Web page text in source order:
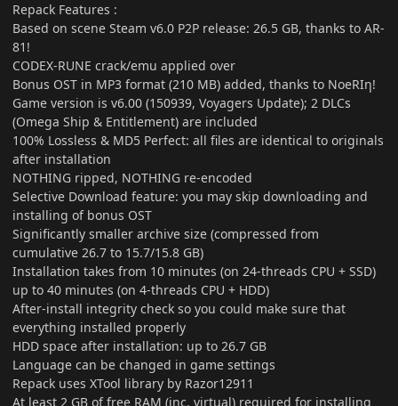
Repack Features :
Based on scene Steam v6.0 P2P release: 26.5 GB, thanks to AR-
81!
CODEX-RUNE crack/emu applied over
Bonus OST in MP3 format (210 MB) added, thanks to NoeRIη!
Game version is v6.00 (150939, Voyagers Update); 2 DLCs
(Omega Ship & Entitlement) are included
100% Lossless & MD5 Perfect: all files are identical to originals
after installation
NOTHING ripped, NOTHING re-encoded
Selective Download feature: you may skip downloading and
installing of bonus OST
Significantly smaller archive size (compressed from
cumulative 26.7 to 15.7/15.8 GB)
Installation takes from 10 minutes (on 24-threads CPU + SSD)
up to 40 minutes (on 4-threads CPU + HDD)
After-install integrity check so you could make sure that
everything installed properly
HDD space after installation: up to 26.7 GB
Language can be changed in game settings
Repack uses XTool library by Razor12911
At least 2 GB of free RAM (inc. virtual) required for installing